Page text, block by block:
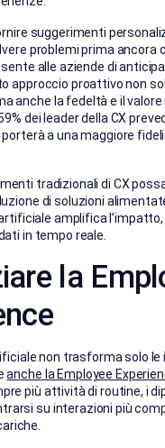
suggerimenti
problemi prima ancora
alle aziende di
approccio proattivo non
anche la fedeltà e il valore
dei leader della CX
porterà a una maggiore
tradizionali di CX
di soluzioni
amplifica
in tempo reale.
la
non trasforma solo le
anche la Employee
più attività di routine, i
su interazioni più